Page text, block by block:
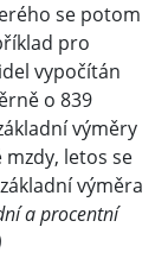
se potom
pro
vypočítán
o 839
výměry
letos se
výměra
a procentní